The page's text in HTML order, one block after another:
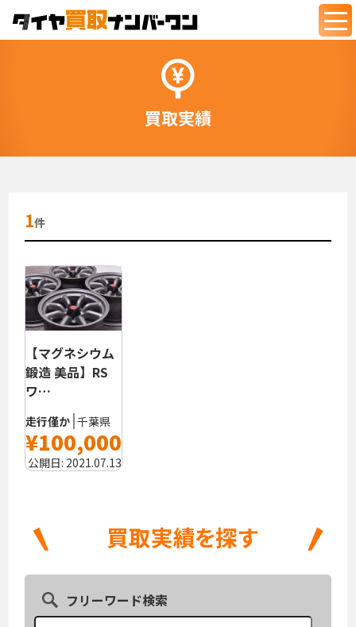
買取実績
1件
【マグネシウム
鍛造 美品】RS
ワ…
走行僅か 千葉県
¥100,000
公開日: 2021.07.13
フリーワード検索